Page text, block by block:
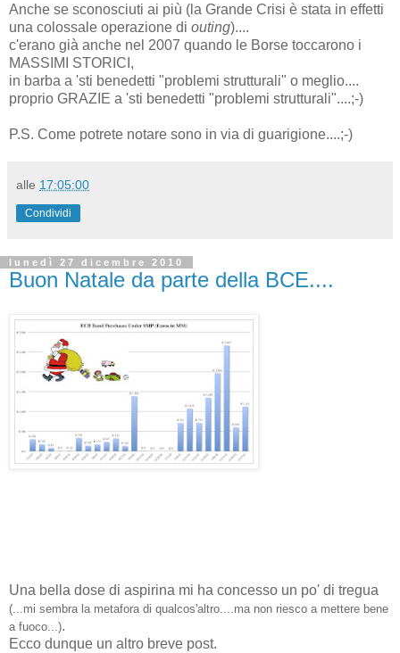
Anche se sconosciuti ai più (la Grande Crisi è stata in effetti
una colossale operazione di outing)....
c'erano già anche nel 2007 quando le Borse toccarono i
MASSIMI STORICI,
in barba a 'sti benedetti "problemi strutturali" o meglio....
proprio GRAZIE a 'sti benedetti "problemi strutturali"....;-)
P.S. Come potrete notare sono in via di guarigione....;-)
alle 17:05:00
Condividi
lunedì 27 dicembre 2010
Buon Natale da parte della BCE....
Una bella dose di aspirina mi ha concesso un po' di tregua
(...mi sembra la metafora di qualcos'altro....ma non riesco a mettere bene
a fuoco...).
Ecco dunque un altro breve post.